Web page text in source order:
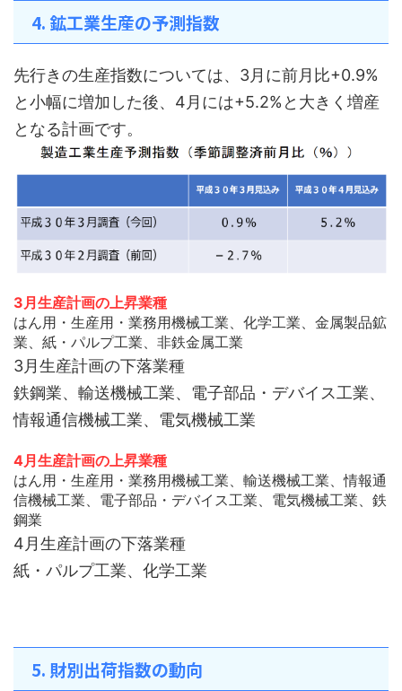
4. 鉱工業生産の予測指数
先行きの生産指数については、3月に前月比+0.9%
と小幅に増加した後、4月には+5.2%と大きく増産
となる計画です。
3月生産計画の上昇業種
はん用・生産用・業務用機械工業、化学工業、金属製品鉱
業、紙・パルプ工業、非鉄金属工業
3月生産計画の下落業種
鉄鋼業、輸送機械工業、電子部品・デバイス工業、
情報通信機械工業、電気機械工業
4月生産計画の上昇業種
はん用・生産用・業務用機械工業、輸送機械工業、情報通
信機械工業、電子部品・デバイス工業、電気機械工業、鉄
鋼業
4月生産計画の下落業種
紙・パルプ工業、化学工業
5. 財別出荷指数の動向